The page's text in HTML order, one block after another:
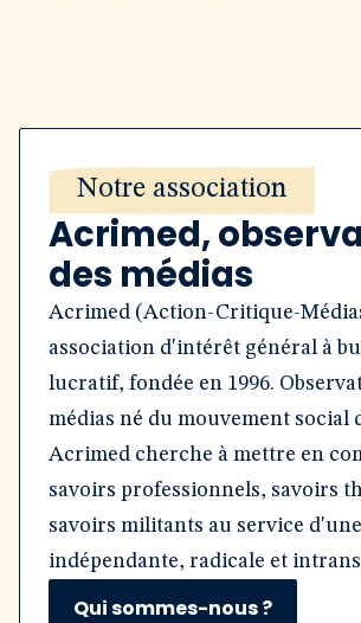
Notre association
Acrimed,
des médias
Acrimed (Action-Critique-
association d'intérêt général à
lucratif, fondée en 1996.
médias né du mouvement social
Acrimed cherche à mettre en
savoirs professionnels, savoirs
savoirs militants au service
indépendante, radicale et
Qui sommes-nous ?